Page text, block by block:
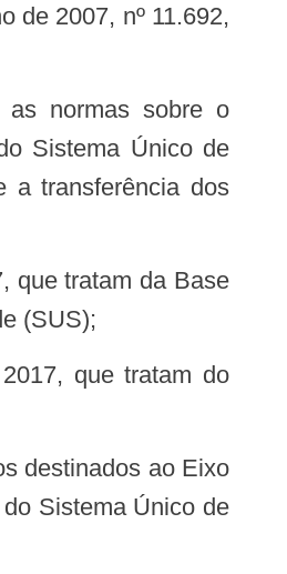
de 2007, nº 11.692,
Sistema Único de
a transferência dos
(SUS);
Sistema Único de